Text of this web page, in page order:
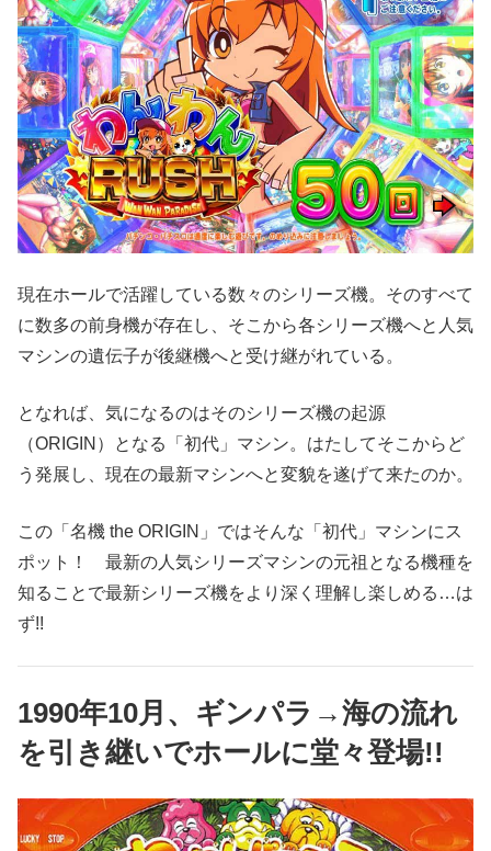
現在ホールで活躍している数々のシリーズ機。そのすべて
に数多の前身機が存在し、そこから各シリーズ機へと人気
マシンの遺伝子が後継機へと受け継がれている。
となれば、気になるのはそのシリーズ機の起源
（ORIGIN）となる「初代」マシン。はたしてそこからど
う発展し、現在の最新マシンへと変貌を遂げて来たのか。
この「名機 the ORIGIN」ではそんな「初代」マシンにス
ポット！ 最新の人気シリーズマシンの元祖となる機種を
知ることで最新シリーズ機をより深く理解し楽しめる…は
ず!!
1990年10月、ギンパラ→海の流れ
を引き継いでホールに堂々登場!!